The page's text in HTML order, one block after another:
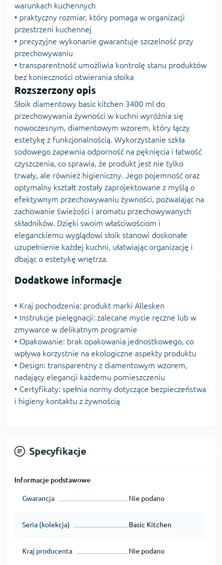
warunkach kuchennych
• praktyczny rozmiar, który pomaga w organizacji
przestrzeni kuchennej
• precyzyjne wykonanie gwarantuje szczelność przy
przechowywaniu
• transparentność umożliwia kontrolę stanu produktów
bez konieczności otwierania słoika
Rozszerzony opis
Słoik diamentowy basic kitchen 3400 ml do
przechowywania żywności w kuchni wyróżnia się
nowoczesnym, diamentowym wzorem, który łączy
estetykę z funkcjonalnością. Wykorzystanie szkła
sodowego zapewnia odporność na pęknięcia i łatwość
czyszczenia, co sprawia, że produkt jest nie tylko
trwały, ale również higieniczny. Jego pojemność oraz
optymalny kształt zostały zaprojektowane z myślą o
efektywnym przechowywaniu żywności, pozwalając na
zachowanie świeżości i aromatu przechowywanych
składników. Dzięki swoim właściwościom i
eleganckiemu wyglądowi słoik stanowi doskonałe
uzupełnienie każdej kuchni, ułatwiając organizację i
dbając o estetykę wnętrza.
Dodatkowe informacje
• Kraj pochodzenia: produkt marki Allesken
• Instrukcje pielęgnacji: zalecane mycie ręczne lub w
zmywarce w delikatnym programie
• Opakowanie: brak opakowania jednostkowego, co
wpływa korzystnie na ekologiczne aspekty produktu
• Design: transparentny z diamentowym wzorem,
nadający elegancji każdemu pomieszczeniu
• Certyfikaty: spełnia normy dotyczące bezpieczeństwa
i higieny kontaktu z żywnością
Specyfikacje
Informacje podstawowe
Gwarancja Nie podano
Seria (kolekcja) Basic Kitchen
Kraj producenta Nie podano